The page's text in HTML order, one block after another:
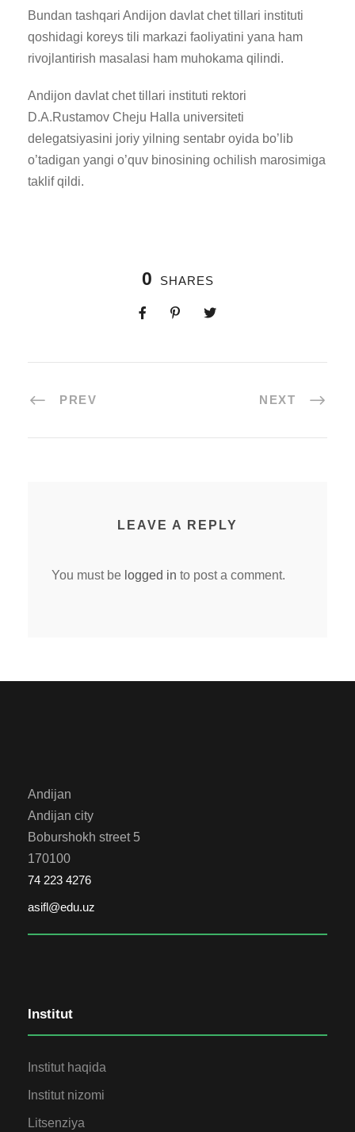
Bundan tashqari Andijon davlat chet tillari instituti
qoshidagi koreys tili markazi faoliyatini yana ham
rivojlantirish masalasi ham muhokama qilindi.
Andijon davlat chet tillari instituti rektori
D.A.Rustamov Cheju Halla universiteti
delegatsiyasini joriy yilning sentabr oyida bo’lib
o’tadigan yangi o’quv binosining ochilish marosimiga
taklif qildi.
0 SHARES
PREV NEXT
LEAVE A REPLY
You must be logged in to post a comment.
Andijan
Andijan city
Boburshokh street 5
170100
74 223 4276
asifl@edu.uz
Institut
Institut haqida
Institut nizomi
Litsenziya